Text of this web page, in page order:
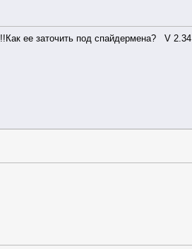
ее заточить под спайдермена? V 2.34